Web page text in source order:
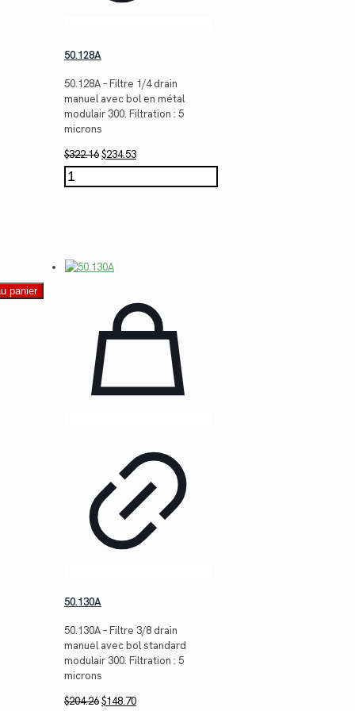
50.128A
50.128A – Filtre 1/4 drain
manuel avec bol en métal
modulair 300. Filtration : 5
microns
$322.16Le
prix
initial
$234.53Le
prix
actuel
quantité
de
panier
50.130A
50.130A – Filtre 3/8 drain
manuel avec bol standard
modulair 300. Filtration : 5
microns
$204.26Le
$148.70Le